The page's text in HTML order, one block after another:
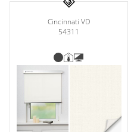
Cincinnati VD
54311